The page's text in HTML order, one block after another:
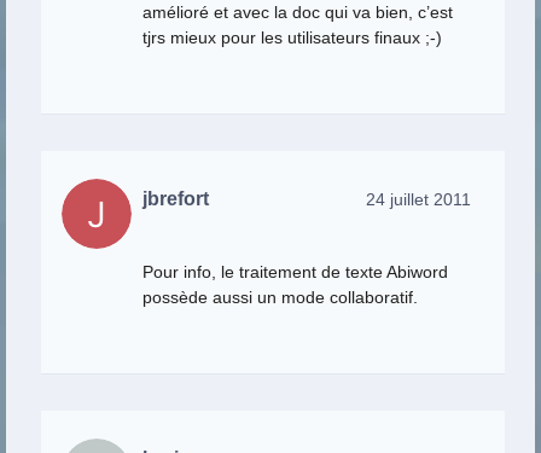
amélioré et avec la doc qui va bien, c’est
tjrs mieux pour les utilisateurs finaux ;-)
jbrefort 24 juillet 2011
Pour info, le traitement de texte Abiword
possède aussi un mode collaboratif.